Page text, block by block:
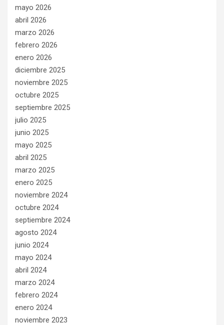
mayo 2026
abril 2026
marzo 2026
febrero 2026
enero 2026
diciembre 2025
noviembre 2025
octubre 2025
septiembre 2025
julio 2025
junio 2025
mayo 2025
abril 2025
marzo 2025
enero 2025
noviembre 2024
octubre 2024
septiembre 2024
agosto 2024
junio 2024
mayo 2024
abril 2024
marzo 2024
febrero 2024
enero 2024
noviembre 2023